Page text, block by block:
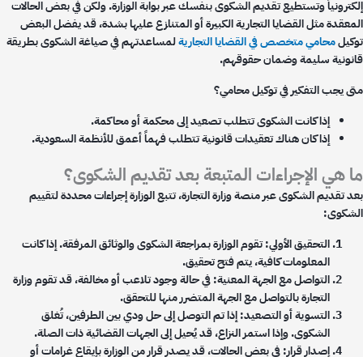
وتستطيع تقديم الشكوى بنفسك عبر بوابة الوزارة. ولكن في بعض الحالات
مثل القضايا التجارية الكبيرة أو المتنازع عليها بشدة، قد يفضل البعض
محامي متخصص في القضايا التجاريةلمساعدتهم في صياغة الشكوى بطريقة
سليمة وضمان حقوقهم.
يجب التفكير في توكيل محامي؟
إذا كانت الشكوى تتطلب تصعيد إلى محكمة أو محاكمة.
إذا كان هناك تعقيدات قانونية تتطلب فهماً أعمق للأنظمة السعودية.
هي الإجراءات المتبعة بعد تقديم الشكوى؟
تقديم الشكوى عبر منصة وزارة التجارة، تتبع الوزارة إجراءات محددة لتقييم
التحقيق الأولي: تقوم الوزارة بمراجعة الشكوى والوثائق المرفقة. إذا كانت
المعلومات كافية، يتم فتح تحقيق.
التواصل مع الجهة المعنية: في حالة وجود تلاعب أو مخالفة، قد تقوم وزارة
التجارة بالتواصل مع الجهة المتضرر منها للتحقق.
التسوية أو التصعيد: إذا تم التوصل إلى حل ودي بين الطرفين، تُغلق
الشكوى. وإذا استمر النزاع، قد يُحيل إلى الجهات القضائية ذات الصلة.
إصدار قرار: في بعض الحالات، قد يصدر قرار من الوزارة بإيقاع غرامات أو